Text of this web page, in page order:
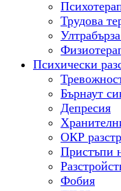
Трудова
Психически
Бърнаут
Депресия
ОКР
Пристъпи
Фобия